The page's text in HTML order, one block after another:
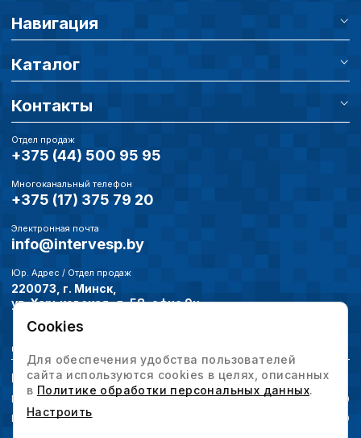
Навигация
Каталог
Контакты
Отдел продаж
+375 (44) 500 95 95
Многоканальный телефон
+375 (17) 375 79 20
Электронная почта
info@intervesp.by
Юр. Адрес / Отдел продаж
220073, г. Минск,
ул. Харьковская, д. 58, офис 9н
Дополнительно
Режим работы
Понедельник-четверг
09:00-18:00
Пятница
09:00-17:00
Cookies
Для обеспечения удобства пользователей
сайта используются cookies в целях, описанных
в Политике обработки персональных данных.
Настроить